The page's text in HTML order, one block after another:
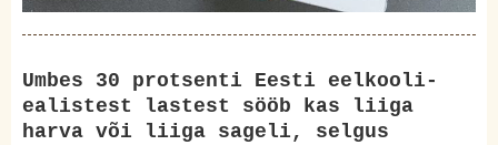
Umbes 30 protsenti Eesti eelkooli-
ealistest lastest sööb kas liiga
harva või liiga sageli, selgus